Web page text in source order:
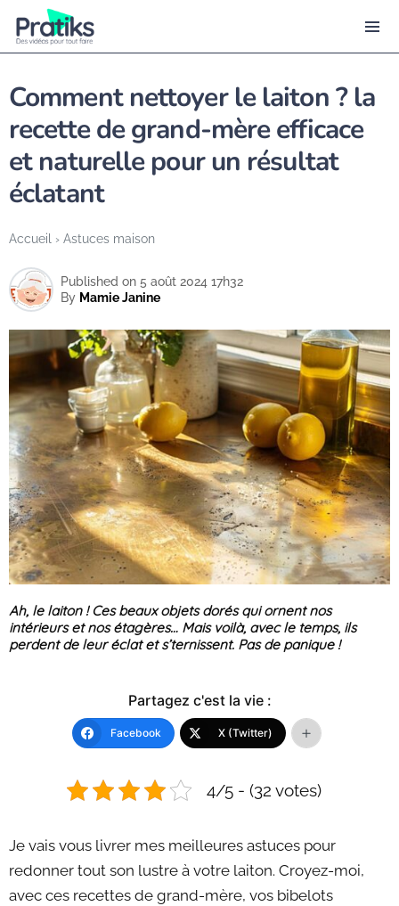
Accueil › Astuces maison
Comment nettoyer le laiton ? la
recette de grand-mère efficace
et naturelle pour un résultat
éclatant
Ah, le laiton ! Ces beaux objets dorés qui ornent nos
intérieurs et nos étagères… Mais voilà, avec le temps, ils
perdent de leur éclat et s’ternissent. Pas de panique !
By Mamie Janine
Published on 5 août 2024 17h32
Partagez c'est la vie :
Facebook X (Twitter)
4/5 - (32 votes)
Je vais vous livrer mes meilleures astuces pour
redonner tout son lustre à votre laiton. Croyez-moi,
avec ces recettes de grand-mère, vos bibelots